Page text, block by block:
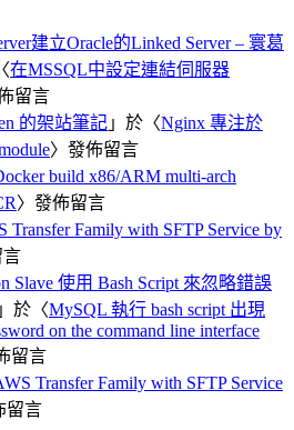
建立Oracle的Linked Server – 寰葛
在MSSQL中設定連結伺服器
留言
的架站筆記 」於〈Nginx 專注於
〉發佈留言
build x86/ARM multi-arch
〉發佈留言
Transfer Family with SFTP Service by
言
Slave 使用 Bash Script 來忽略錯誤
」於〈MySQL 執行 bash script 出現
on the command line interface
留言
Transfer Family with SFTP Service
留言